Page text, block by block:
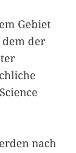
Gebiet
dem der
nach